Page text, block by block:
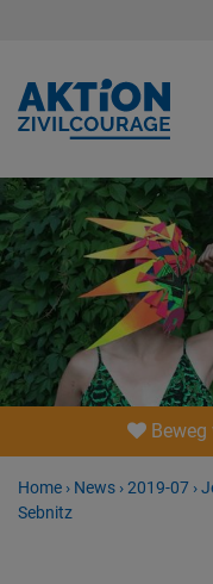
Beweg
Home › News ›2019-07 ›
Sebnitz